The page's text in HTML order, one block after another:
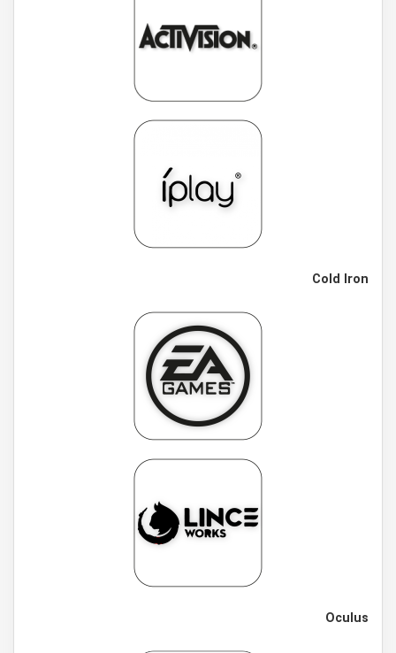
Cold Iron
Oculus